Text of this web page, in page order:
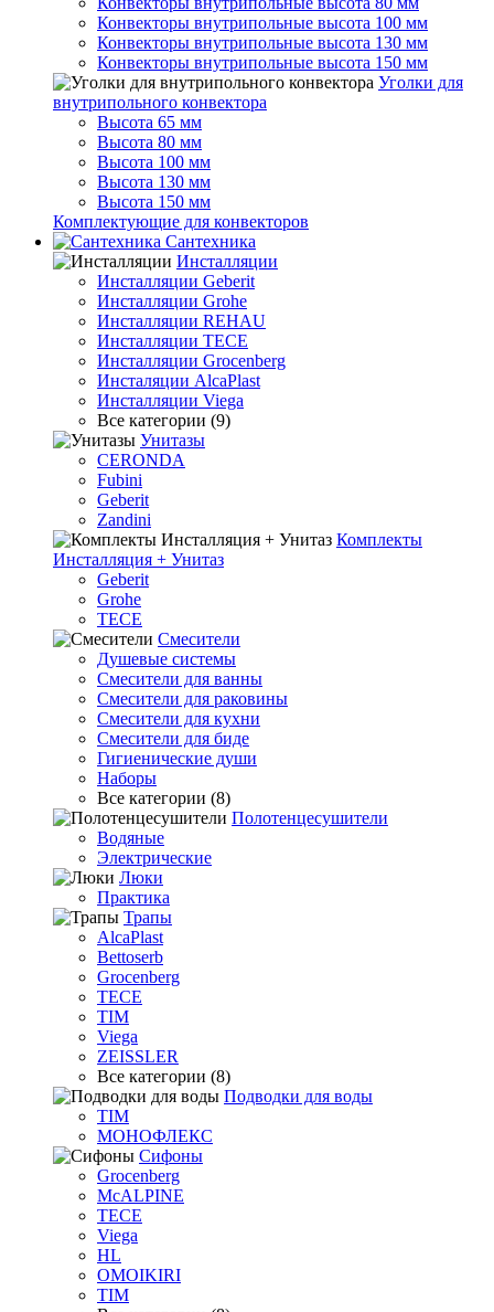
Конвекторы внутрипольные высота 100 мм
Конвекторы внутрипольные высота 130 мм
Конвекторы внутрипольные высота 150 мм
Уголки для
внутрипольного конвектора
Высота 65 мм
Высота 80 мм
Высота 100 мм
Высота 130 мм
Высота 150 мм
Комплектующие для конвекторов
Сантехника
Инсталляции
Инсталляции Geberit
Инсталляции Grohe
Инсталляции REHAU
Инсталляции TECE
Инсталляции Grocenberg
Инсталяции AlcaPlast
Инсталляции Viega
Все категории (9)
Унитазы
CERONDA
Fubini
Geberit
Zandini
Комплекты
Инсталляция + Унитаз
Geberit
Grohe
TECE
Смесители
Душевые системы
Смесители для ванны
Смесители для раковины
Смесители для кухни
Смесители для биде
Гигиенические души
Наборы
Все категории (8)
Полотенцесушители
Водяные
Электрические
Люки
Практика
Трапы
AlcaPlast
Bettoserb
Grocenberg
TECE
TIM
Viega
ZEISSLER
Все категории (8)
Подводки для воды
TIM
МОНОФЛЕКС
Сифоны
Grocenberg
McALPINE
TECE
Viega
HL
OMOIKIRI
TIM